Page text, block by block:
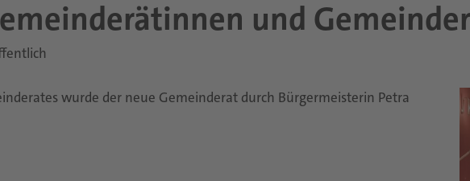
und
wurde der neue Gemeinderat durch Bürgermeisterin Petra